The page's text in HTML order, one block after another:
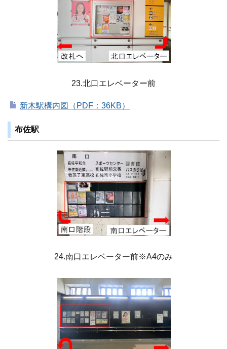
23.北口エレベーター前
新木駅構内図（PDF：36KB）
布佐駅
24.南口エレベーター前※A4のみ